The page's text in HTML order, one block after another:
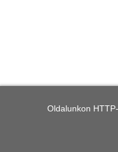
Oldalunkon